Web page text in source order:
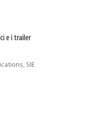
e i trailer
SIE